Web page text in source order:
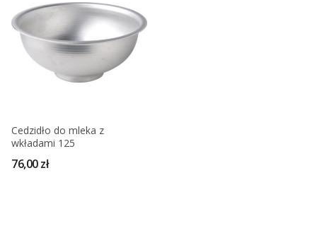
Cedzidło do mleka z
wkładami 125
76,00 zł